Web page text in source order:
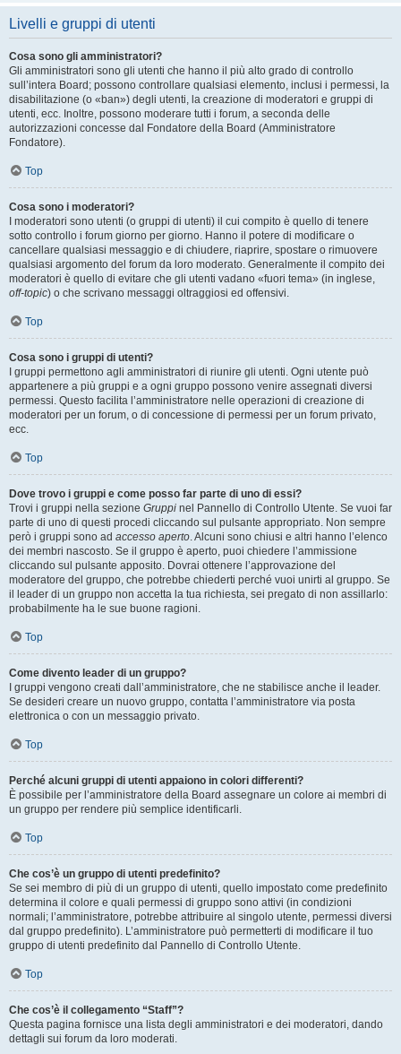
Livelli e gruppi di utenti
Cosa sono gli amministratori?
Gli amministratori sono gli utenti che hanno il più alto grado di controllo
sull’intera Board; possono controllare qualsiasi elemento, inclusi i permessi, la
disabilitazione (o «ban») degli utenti, la creazione di moderatori e gruppi di
utenti, ecc. Inoltre, possono moderare tutti i forum, a seconda delle
autorizzazioni concesse dal Fondatore della Board (Amministratore
Fondatore).
Top
Cosa sono i moderatori?
I moderatori sono utenti (o gruppi di utenti) il cui compito è quello di tenere
sotto controllo i forum giorno per giorno. Hanno il potere di modificare o
cancellare qualsiasi messaggio e di chiudere, riaprire, spostare o rimuovere
qualsiasi argomento del forum da loro moderato. Generalmente il compito dei
moderatori è quello di evitare che gli utenti vadano «fuori tema» (in inglese,
off-topic) o che scrivano messaggi oltraggiosi ed offensivi.
Top
Cosa sono i gruppi di utenti?
I gruppi permettono agli amministratori di riunire gli utenti. Ogni utente può
appartenere a più gruppi e a ogni gruppo possono venire assegnati diversi
permessi. Questo facilita l’amministratore nelle operazioni di creazione di
moderatori per un forum, o di concessione di permessi per un forum privato,
ecc.
Top
Dove trovo i gruppi e come posso far parte di uno di essi?
Trovi i gruppi nella sezione Gruppi nel Pannello di Controllo Utente. Se vuoi far
parte di uno di questi procedi cliccando sul pulsante appropriato. Non sempre
però i gruppi sono ad accesso aperto. Alcuni sono chiusi e altri hanno l’elenco
dei membri nascosto. Se il gruppo è aperto, puoi chiedere l’ammissione
cliccando sul pulsante apposito. Dovrai ottenere l’approvazione del
moderatore del gruppo, che potrebbe chiederti perché vuoi unirti al gruppo. Se
il leader di un gruppo non accetta la tua richiesta, sei pregato di non assillarlo:
probabilmente ha le sue buone ragioni.
Top
Come divento leader di un gruppo?
I gruppi vengono creati dall’amministratore, che ne stabilisce anche il leader.
Se desideri creare un nuovo gruppo, contatta l’amministratore via posta
elettronica o con un messaggio privato.
Top
Perché alcuni gruppi di utenti appaiono in colori differenti?
È possibile per l’amministratore della Board assegnare un colore ai membri di
un gruppo per rendere più semplice identificarli.
Top
Che cos’è un gruppo di utenti predefinito?
Se sei membro di più di un gruppo di utenti, quello impostato come predefinito
determina il colore e quali permessi di gruppo sono attivi (in condizioni
normali; l’amministratore, potrebbe attribuire al singolo utente, permessi diversi
dal gruppo predefinito). L’amministratore può permetterti di modificare il tuo
gruppo di utenti predefinito dal Pannello di Controllo Utente.
Top
Che cos’è il collegamento “Staff”?
Questa pagina fornisce una lista degli amministratori e dei moderatori, dando
dettagli sui forum da loro moderati.